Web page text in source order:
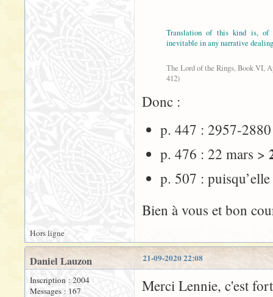
Translation of this kind is, of
inevitable in any narrative
The Lord of the Rings, Book VI,
412)
Donc :
p. 447 : 2957-
p. 476 : 22 mars >
p. 507 :
Bien à vous et bon
Hors ligne
21-09-2020 22:08
Daniel Lauzon
Inscription : 2004
Messages : 167
Merci Lennie, c'est